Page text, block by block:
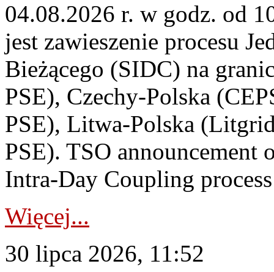
04.08.2026 r. w godz. od
jest zawieszenie procesu
Bieżącego (SIDC) na
PSE), Czechy-Polska
PSE), Litwa-Polska
PSE). TSO announcement
Intra-Day Coupling
Więcej...
30 lipca 2026, 11:52